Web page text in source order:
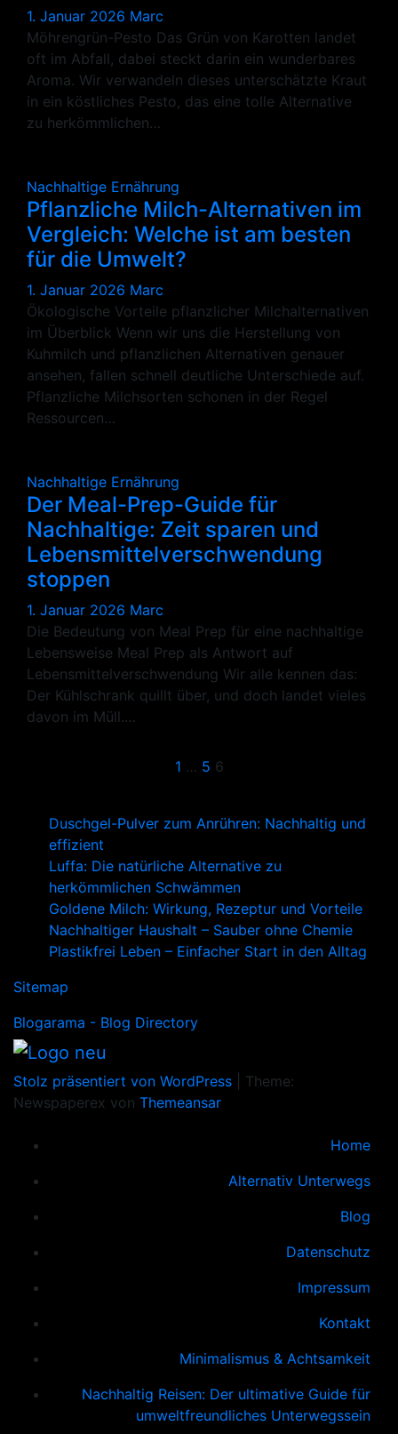
1. Januar 2026 Marc
Möhrengrün-Pesto Das Grün von Karotten landet
oft im Abfall, dabei steckt darin ein wunderbares
Aroma. Wir verwandeln dieses unterschätzte Kraut
in ein köstliches Pesto, das eine tolle Alternative
zu herkömmlichen…
Nachhaltige Ernährung
Pflanzliche Milch-Alternativen im
Vergleich: Welche ist am besten
für die Umwelt?
1. Januar 2026 Marc
Ökologische Vorteile pflanzlicher Milchalternativen
im Überblick Wenn wir uns die Herstellung von
Kuhmilch und pflanzlichen Alternativen genauer
ansehen, fallen schnell deutliche Unterschiede auf.
Pflanzliche Milchsorten schonen in der Regel
Ressourcen…
Nachhaltige Ernährung
Der Meal-Prep-Guide für
Nachhaltige: Zeit sparen und
Lebensmittelverschwendung
stoppen
1. Januar 2026 Marc
Die Bedeutung von Meal Prep für eine nachhaltige
Lebensweise Meal Prep als Antwort auf
Lebensmittelverschwendung Wir alle kennen das:
Der Kühlschrank quillt über, und doch landet vieles
davon im Müll.…
Beiträge
1 … 5 6
Duschgel-Pulver zum Anrühren: Nachhaltig und
effizient
Luffa: Die natürliche Alternative zu
herkömmlichen Schwämmen
Goldene Milch: Wirkung, Rezeptur und Vorteile
Nachhaltiger Haushalt – Sauber ohne Chemie
Plastikfrei Leben – Einfacher Start in den Alltag
Sitemap
Blogarama - Blog Directory
Stolz präsentiert von WordPress
Theme:
Newspaperex von Themeansar
Home
Alternativ Unterwegs
Blog
Datenschutz
Impressum
Kontakt
Minimalismus & Achtsamkeit
Nachhaltig Reisen: Der ultimative Guide für
umweltfreundliches Unterwegssein